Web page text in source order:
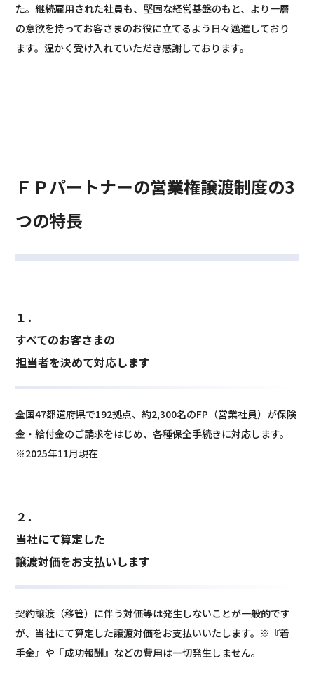
た。継続雇用された社員も、堅固な経営基盤のもと、より一層
の意欲を持ってお客さまのお役に立てるよう日々邁進しており
ます。温かく受け入れていただき感謝しております。
ＦＰパートナーの営業権譲渡制度の3
つの特長
１．
すべてのお客さまの
担当者を決めて対応します
全国47都道府県で192拠点、約2,300名のFP（営業社員）が保険
金・給付金のご請求をはじめ、各種保全手続きに対応します。
※2025年11月現在
２．
当社にて算定した
譲渡対価をお支払いします
契約譲渡（移管）に伴う対価等は発生しないことが一般的です
が、当社にて算定した譲渡対価をお支払いいたします。※『着
手金』や『成功報酬』などの費用は一切発生しません。